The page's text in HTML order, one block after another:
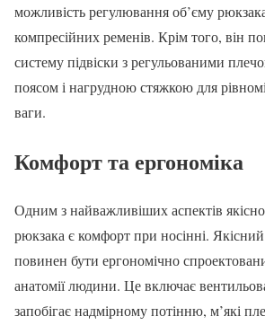
можливість регулювання об’єму
компресійних ременів. Крім того, він
систему підвіски з регульованими
поясом і нагрудною стяжкою для
ваги.
Комфорт та ергономіка
Одним з найважливіших аспектів
рюкзака є комфорт при носінні. Якісний
повинен бути ергономічно
анатомії людини. Це включає
запобігає надмірному потінню, м’які